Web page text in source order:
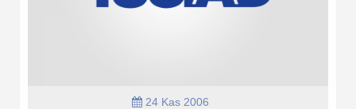
24 Kas 2006